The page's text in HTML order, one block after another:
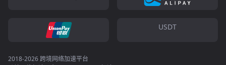
USDT
2018-2026 跨境网络加速平台